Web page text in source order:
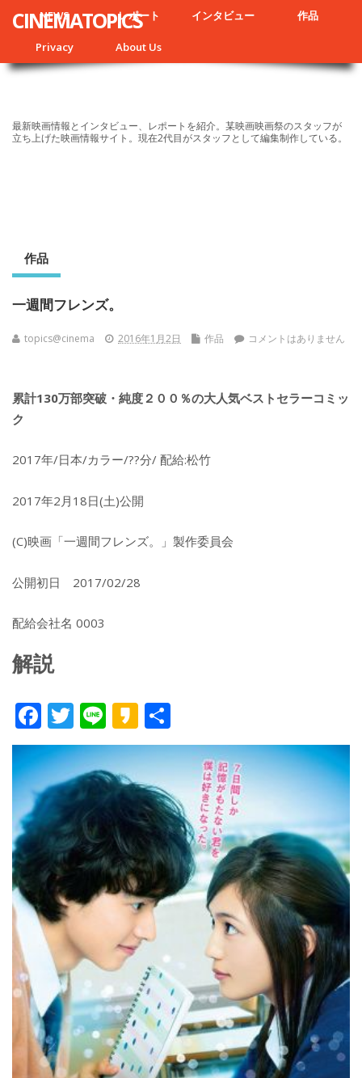
NEWS レポート インタビュー 作品
Privacy About Us
CINEMATOPICS
最新映画情報とインタビュー、レポートを紹介。某映画映画祭のスタッフが
立ち上げた映画情報サイト。現在2代目がスタッフとして編集制作している。
作品
一週間フレンズ。
topics@cinema 2016年1月2日 作品 コメントはありません
累計130万部突破・純度２００％の大人気ベストセラーコミッ
ク
2017年/日本/カラー/??分/ 配給:松竹
2017年2月18日(土)公開
(C)映画「一週間フレンズ。」製作委員会
公開初日 2017/02/28
配給会社名 0003
解説
F
ac
e
b
o
o
k
T
w
itt
er
Li
n
e
K
a
k
a
o
有